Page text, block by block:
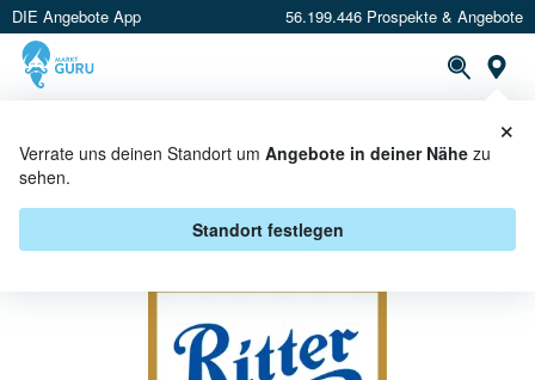
DIE Angebote App 56.199.446 Prospekte & Angebote
Verrate uns deinen Standort um Angebote in deiner Nähe zu
sehen.
Standort festlegen
×
RITTER SPORT BEI GLOBUS -
ANGEBOTE & AKTIONEN